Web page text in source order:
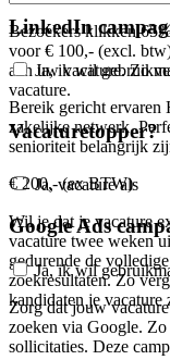
Bezoekers klikken
voor € 100,- (excl.
aan uw vacature. Zo
vacature.
Vacaturetopper?
Ja, vacature als
Wil je dat je vacature
vacature twee weken
gedurende de
zoekresultaten. Zo
kandidaten je vacature
LinkedIn
Ja, ik wil
Bereik gericht ervaren
zakelijke netwerk.
senioriteit belangrijk
€ 200,- (ex BTW)
Google Ads
Ja, ik wil
Zorg dat jouw
zoeken via Google.
sollicitaties. Deze